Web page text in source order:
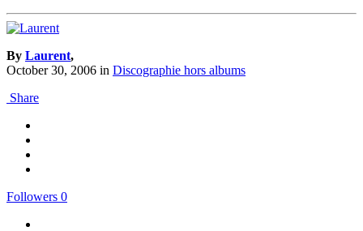
By Laurent,
October 30, 2006 in Discographie hors albums
Share
Followers 0